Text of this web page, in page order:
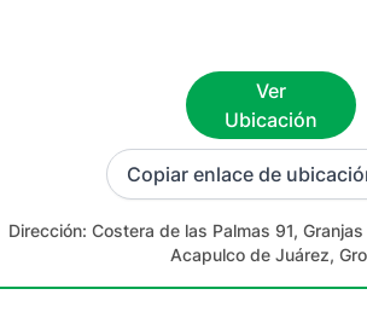
Ver
Ubicación
Copiar enlace de
Dirección: Costera de las Palmas 91,
Acapulco de Juárez,